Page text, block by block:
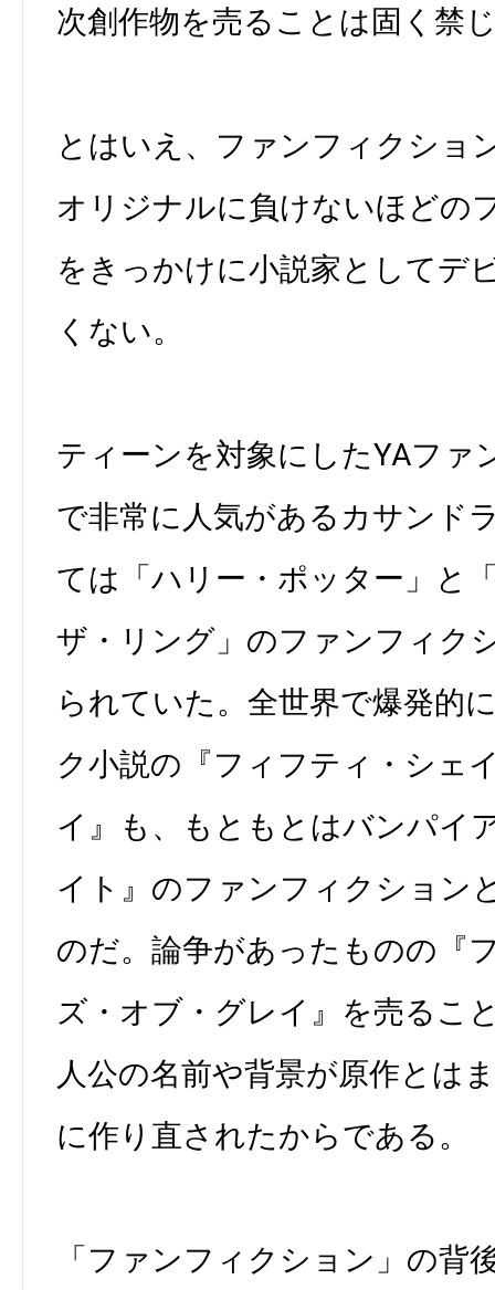
次創作物を売ることは固く禁
とはいえ、ファンフィクショ
オリジナルに負けないほどの
をきっかけに小説家としてデ
くない。
ティーンを対象にしたYAファ
で非常に人気があるカサンド
ては「ハリー・ポッター」と
ザ・リング」のファンフィク
られていた。全世界で爆発的
ク小説の『フィフティ・シェ
イ』も、もともとはバンパイ
イト』のファンフィクション
のだ。論争があったものの『
ズ・オブ・グレイ』を売るこ
人公の名前や背景が原作とは
に作り直されたからである。
「ファンフィクション」の背